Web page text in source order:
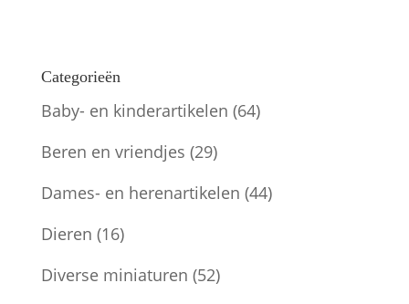
Categorieën
Baby- en kinderartikelen (64)
Beren en vriendjes (29)
Dames- en herenartikelen (44)
Dieren (16)
Diverse miniaturen (52)